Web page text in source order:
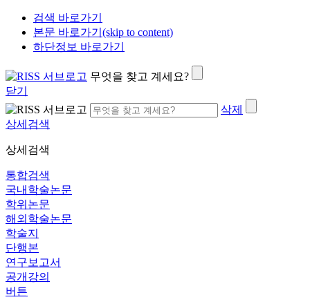
검색 바로가기
본문 바로가기(skip to content)
하단정보 바로가기
무엇을 찾고 계세요?
닫기
삭제
상세검색
상세검색
통합검색
국내학술논문
학위논문
해외학술논문
학술지
단행본
연구보고서
공개강의
버튼